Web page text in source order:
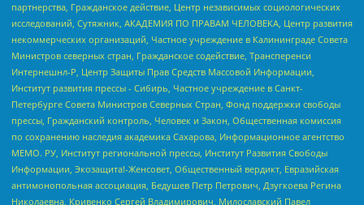
партнерства, Гражданское действие, Центр независимых социологических
исследований, Сутяжник, АКАДЕМИЯ ПО ПРАВАМ ЧЕЛОВЕКА, Центр развития
некоммерческих организаций, Частное учреждение в Калининграде Совета
Министров северных стран, Гражданское содействие, Трансперенси
Интернешнл-Р, Центр Защиты Прав Средств Массовой Информации,
Институт развития прессы - Сибирь, Частное учреждение в Санкт-
Петербурге Совета Министров Северных Стран, Фонд поддержки свободы
прессы, Гражданский контроль, Человек и Закон, Общественная комиссия
по сохранению наследия академика Сахарова, Информационное агентство
МЕМО. РУ, Институт региональной прессы, Институт Развития Свободы
Информации, Экозащита!-Женсовет, Общественный вердикт, Евразийская
антимонопольная ассоциация, Бедушев Петр Петрович, Дзугкоева Регина
Николаевна, Кривенко Сергей Владимирович, Милославский Павел